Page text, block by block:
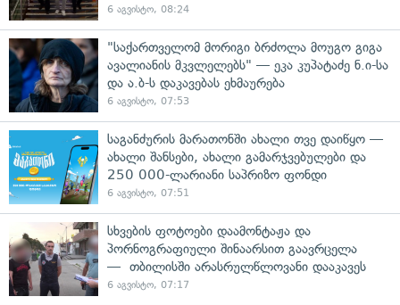
6 აგვისტო, 08:24
"საქართველომ მორიგი ბრძოლა მოუგო გიგა
ავალიანის მკვლელებს" — ეკა კუპატაძე ნ.ი-სა
და ა.ბ-ს დაკავებას ეხმაურება
6 აგვისტო, 07:53
საგანძურის მარათონში ახალი თვე დაიწყო —
ახალი შანსები, ახალი გამარჯვებულები და
250 000-ლარიანი საპრიზო ფონდი
6 აგვისტო, 07:51
სხვების ფოტოები დაამონტაჟა და
პორნოგრაფიული შინაარსით გაავრცელა
— თბილისში არასრულწლოვანი დააკავეს
6 აგვისტო, 07:17